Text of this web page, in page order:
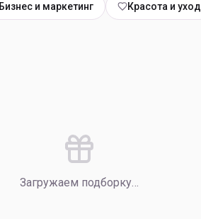
Бизнес и маркетинг Красота и уход
Загружаем подборку…